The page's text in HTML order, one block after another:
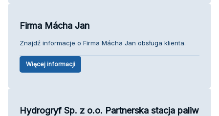
Firma Mácha Jan
Znajdź informacje o Firma Mácha Jan obsługa klienta.
Więcej informacji
Hydrogryf Sp. z o.o. Partnerska stacja paliw